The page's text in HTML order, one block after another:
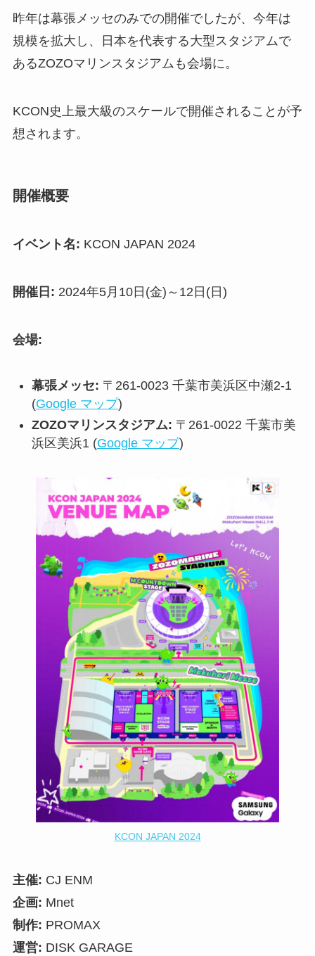
昨年は幕張メッセのみでの開催でしたが、今年は
規模を拡大し、日本を代表する大型スタジアムで
あるZOZOマリンスタジアムも会場に。
KCON史上最大級のスケールで開催されることが予
想されます。
開催概要
イベント名: KCON JAPAN 2024
開催日: 2024年5月10日(金)～12日(日)
会場:
幕張メッセ: 〒261-0023 千葉市美浜区中瀬2-1
(Google マップ)
ZOZOマリンスタジアム: 〒261-0022 千葉市美
浜区美浜1 (Google マップ)
KCON JAPAN 2024
主催: CJ ENM
企画: Mnet
制作: PROMAX
運営: DISK GARAGE